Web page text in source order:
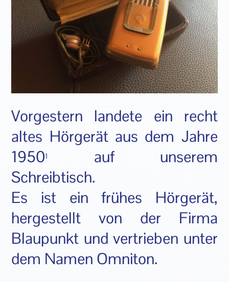
Vorgestern landete ein recht
altes Hörgerät aus dem Jahre
19501
auf unserem
Schreibtisch.
Es ist ein frühes Hörgerät,
hergestellt von der Firma
Blaupunkt und vertrieben unter
dem Namen Omniton.